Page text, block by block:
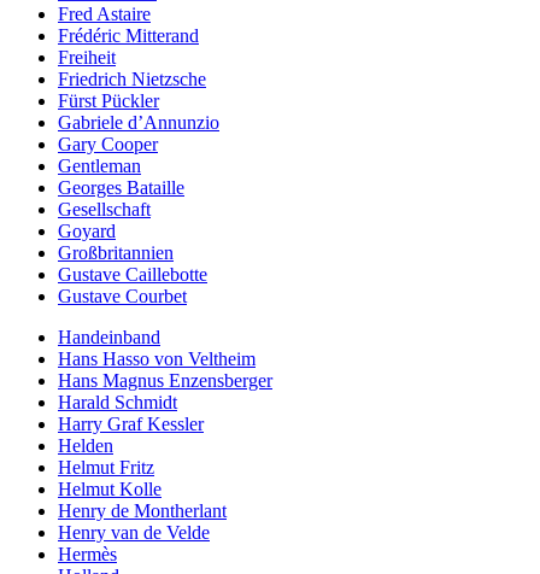
Fred Astaire
Frédéric Mitterand
Freiheit
Friedrich Nietzsche
Fürst Pückler
Gabriele d’Annunzio
Gary Cooper
Gentleman
Georges Bataille
Gesellschaft
Goyard
Großbritannien
Gustave Caillebotte
Gustave Courbet
Handeinband
Hans Hasso von Veltheim
Hans Magnus Enzensberger
Harald Schmidt
Harry Graf Kessler
Helden
Helmut Fritz
Helmut Kolle
Henry de Montherlant
Henry van de Velde
Hermès